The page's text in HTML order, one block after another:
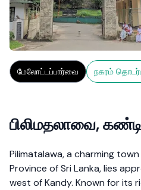
மேலோட்டப்பார்வை நகரம்
பிலிமதலாவை,
Pilimatalawa, a charming
Province of Sri Lanka, lies
west of Kandy. Known for its